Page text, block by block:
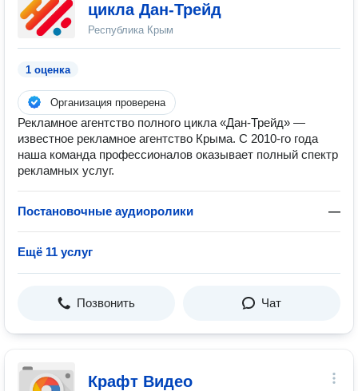
цикла Дан-Трейд
Республика Крым
1 оценка
Организация проверена
Рекламное агентство полного цикла «Дан-Трейд» —
известное рекламное агентство Крыма. С 2010-го года
наша команда профессионалов оказывает полный спектр
рекламных услуг.
Постановочные аудиоролики —
Ещё 11 услуг
Позвонить Чат
Крафт Видео